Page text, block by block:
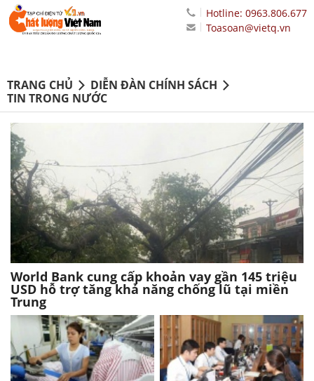
Hotline: 0963.806.677
Toasoan@vietq.vn
TRANG CHỦ
DIỄN ĐÀN CHÍNH SÁCH
TIN TRONG NƯỚC
World Bank cung cấp khoản vay gần 145 triệu
USD hỗ trợ tăng khả năng chống lũ tại miền
Trung